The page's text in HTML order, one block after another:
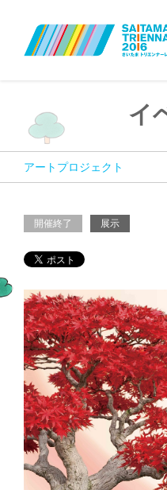
イ
開催終了 展示